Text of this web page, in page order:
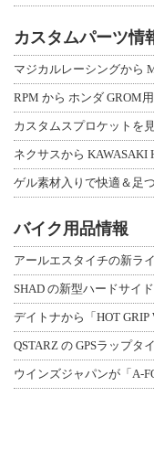
カスタムパーツ情
ネクサスから KAWASAKI
バイク用品情報
SHAD の新型ハードサイ
デイトナから「HOT
QSTARZ の GPSラップタ
ウインズジャパンが「A-